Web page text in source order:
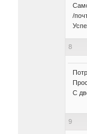
/
8
С
9